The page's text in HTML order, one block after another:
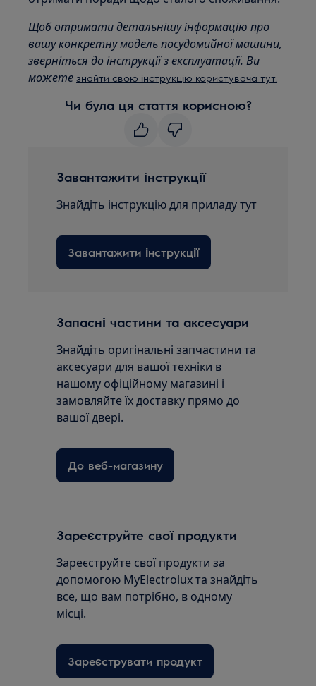
Щоб отримати детальнішу інформацію про
вашу конкретну модель посудомийної машини,
зверніться до інструкції з експлуатації. Ви
можетезнайти свою інструкцію користувача тут.
Чи була ця стаття корисною?
Завантажити інструкції
Знайдіть інструкцію для приладу тут
Завантажити інструкції
Запасні частини та аксесуари
Знайдіть оригінальні запчастини та
аксесуари для вашої техніки в
нашому офіційному магазині і
замовляйте їх доставку прямо до
вашої двері.
До веб-магазину
Зареєструйте свої продукти
Зареєструйте свої продукти за
допомогою MyElectrolux та знайдіть
все, що вам потрібно, в одному
місці.
Зареєструвати продукт